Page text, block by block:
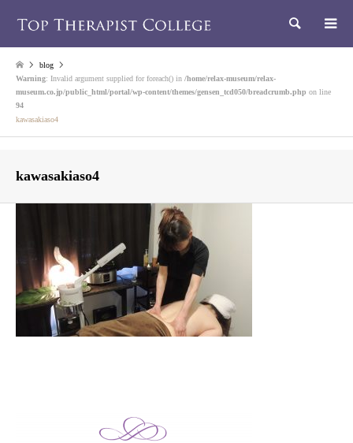
検索
blog
Warning: Invalid argument supplied for foreach() in /home/relax-museum/relax-
museum.co.jp/public_html/portal/wp-content/themes/gensen_tcd050/breadcrumb.php on line
94
kawasakiaso4
kawasakiaso4